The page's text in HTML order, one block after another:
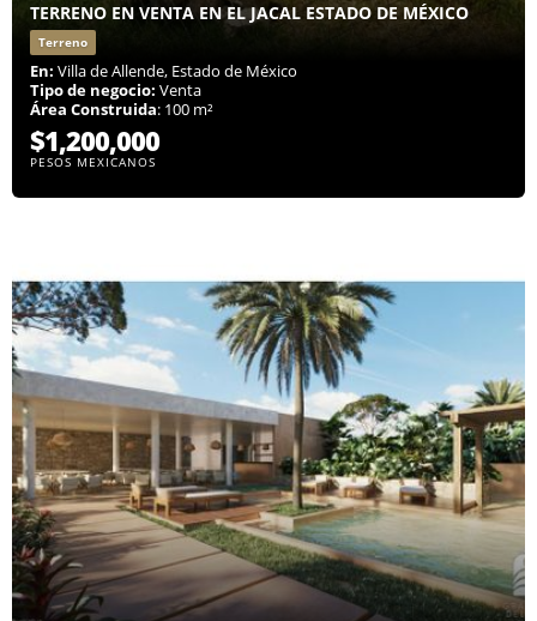
TERRENO EN VENTA EN EL JACAL ESTADO DE MÉXICO
Terreno
En: Villa de Allende, Estado de México
Tipo de negocio: Venta
Área Construida: 100 m²
$1,200,000
PESOS MEXICANOS